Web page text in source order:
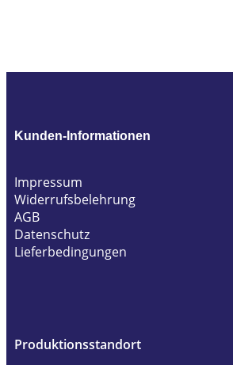
Kunden-Informationen
Impressum
Widerrufsbelehrung
AGB
Datenschutz
Lieferbedingungen
Produktionsstandort